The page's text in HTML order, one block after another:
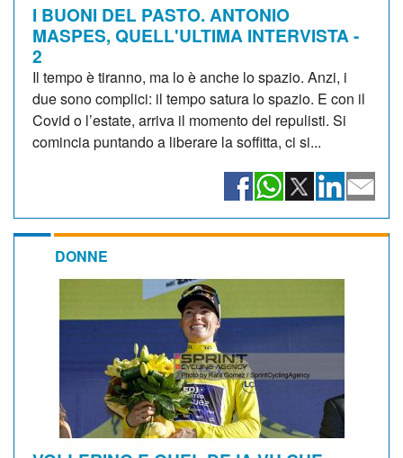
I BUONI DEL PASTO. ANTONIO
MASPES, QUELL'ULTIMA INTERVISTA -
2
Il tempo è tiranno, ma lo è anche lo spazio. Anzi, i
due sono complici: il tempo satura lo spazio. E con il
Covid o l’estate, arriva il momento del repulisti. Si
comincia puntando a liberare la soffitta, ci si...
DONNE